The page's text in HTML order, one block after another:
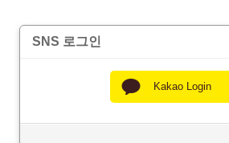
SNS 로그인
Kakao Login